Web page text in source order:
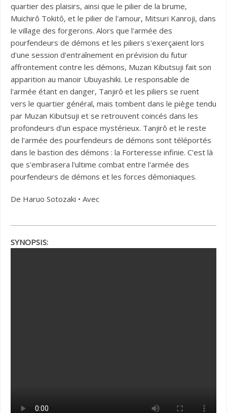
quartier des plaisirs, ainsi que le pilier de la brume,
Muichirô Tokitô, et le pilier de l'amour, Mitsuri Kanroji, dans
le village des forgerons. Alors que l'armée des
pourfendeurs de démons et les piliers s'exerçaient lors
d'une session d'entraînement en prévision du futur
affrontement contre les démons, Muzan Kibutsuji fait son
apparition au manoir Ubuyashiki. Le responsable de
l'armée étant en danger, Tanjirô et les piliers se ruent
vers le quartier général, mais tombent dans le piège tendu
par Muzan Kibutsuji et se retrouvent coincés dans les
profondeurs d'un espace mystérieux. Tanjirô et le reste
de l'armée des pourfendeurs de démons sont téléportés
dans le bastion des démons : la Forteresse infinie. C'est là
que s'embrasera l'ultime combat entre l'armée des
pourfendeurs de démons et les forces démoniaques.
De Haruo Sotozaki • Avec
SYNOPSIS: